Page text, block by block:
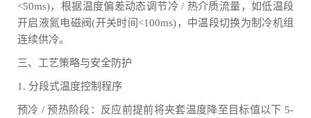
<50ms)，根据温度偏差动态调节冷 / 热介质流量，如低温段
开启液氮电磁阀(开关时间<100ms)，中温段切换为制冷机组
连续供冷。
三、工艺策略与安全防护
1. 分段式温度控制程序
预冷 / 预热阶段：反应前提前将夹套温度降至目标值以下 5-